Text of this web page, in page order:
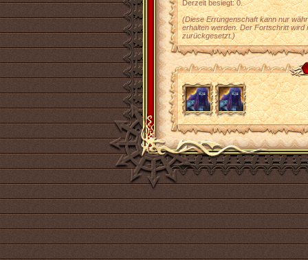
Derzeit besiegt: 0.
(Diese Errungenschaft kann nur
erhalten werden. Der Fortschritt wird
zurückgesetzt.)